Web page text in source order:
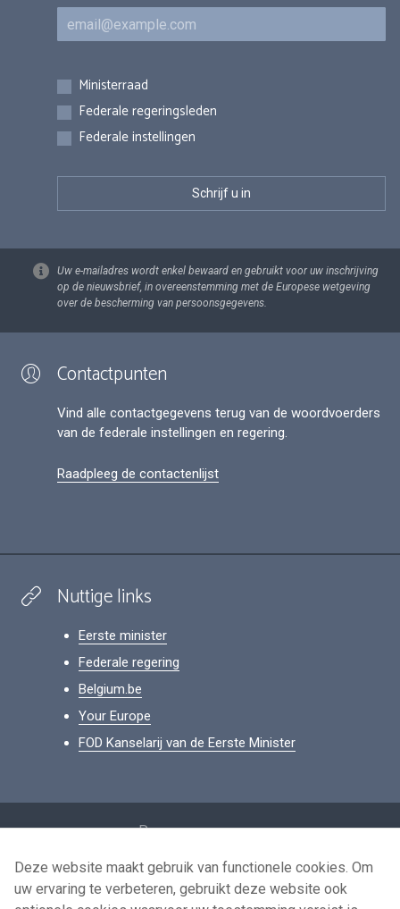
E-mail
Inschrijvingen
Ministerraad
Federale regeringsleden
Federale instellingen
Uw e-mailadres wordt enkel bewaard en gebruikt voor uw inschrijving
op de nieuwsbrief, in overeenstemming met de Europese wetgeving
over de bescherming van persoonsgegevens.
Contactpunten
Vind alle contactgegevens terug van de woordvoerders
van de federale instellingen en regering.
Raadpleeg de contactenlijst
Nuttige links
Eerste minister
Federale regering
Belgium.be
Your Europe
FOD Kanselarij van de Eerste Minister
Persoonsgegevens
Voorwaarden voor het hergebruik
Contacteer ons
Deze website maakt gebruik van functionele cookies. Om
uw ervaring te verbeteren, gebruikt deze website ook